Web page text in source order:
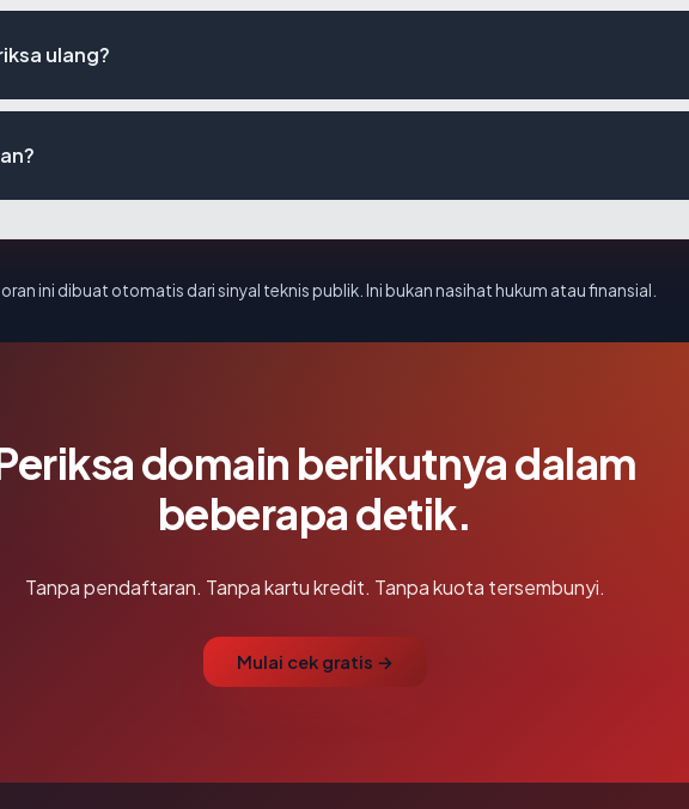
ulang?
ini dibuat otomatis dari sinyal teknis publik. Ini bukan nasihat hukum atau finansial.
domain berikutnya dalam
beberapa detik.
Tanpa pendaftaran. Tanpa kartu kredit. Tanpa kuota tersembunyi.
Mulai cek gratis →